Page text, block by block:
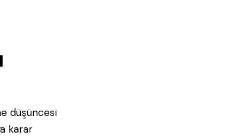
düşüncesi
karar